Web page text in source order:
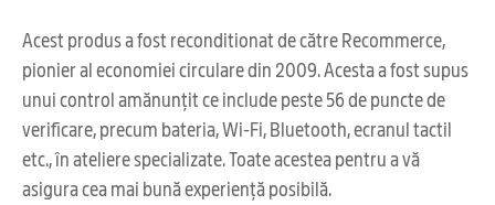
Acest produs a fost reconditionat de către Recommerce,
pionier al economiei circulare din 2009. Acesta a fost supus
unui control amănunțit ce include peste 56 de puncte de
verificare, precum bateria, Wi-Fi, Bluetooth, ecranul tactil
etc., în ateliere specializate. Toate acestea pentru a vă
asigura cea mai bună experiență posibilă.